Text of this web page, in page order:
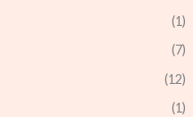
(1)
(7)
(12)
(1)